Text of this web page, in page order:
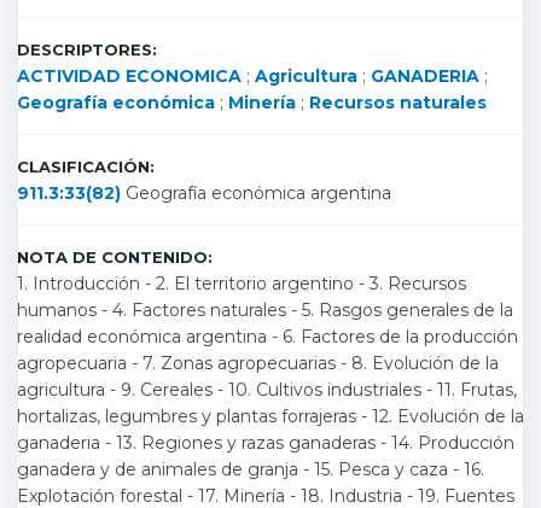
DESCRIPTORES:
ACTIVIDAD ECONOMICA; Agricultura; GANADERIA;
Geografía económica; Minería; Recursos naturales
CLASIFICACIÓN:
911.3:33(82) Geografía económica argentina
NOTA DE CONTENIDO:
1. Introducción - 2. El territorio argentino - 3. Recursos
humanos - 4. Factores naturales - 5. Rasgos generales de la
realidad económica argentina - 6. Factores de la producción
agropecuaria - 7. Zonas agropecuarias - 8. Evolución de la
agricultura - 9. Cereales - 10. Cultivos industriales - 11. Frutas,
hortalizas, legumbres y plantas forrajeras - 12. Evolución de la
ganaderia - 13. Regiones y razas ganaderas - 14. Producción
ganadera y de animales de granja - 15. Pesca y caza - 16.
Explotación forestal - 17. Minería - 18. Industria - 19. Fuentes